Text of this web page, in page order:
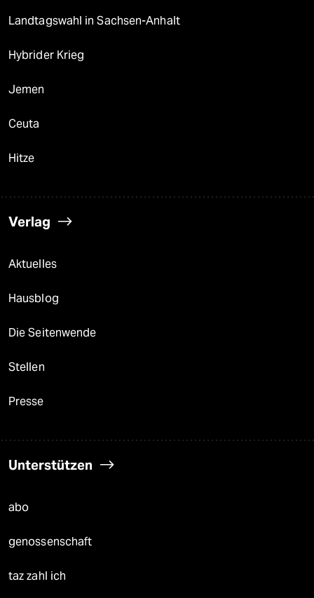
Landtagswahl in Sachsen-Anhalt
Hybrider Krieg
Jemen
Ceuta
Hitze
Verlag
Aktuelles
Hausblog
Die Seitenwende
Stellen
Presse
Unterstützen
abo
genossenschaft
taz zahl ich